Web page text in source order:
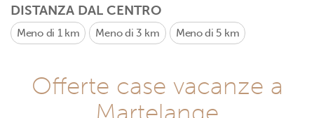
DISTANZA DAL CENTRO
Meno di 1 km Meno di 3 km Meno di 5 km
Offerte case vacanze a